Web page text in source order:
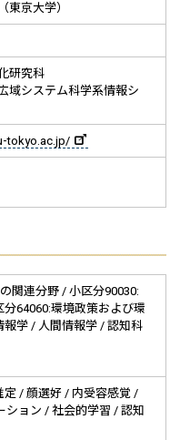
東京大学）
研究科
域システム科学系情報シ
tokyo.ac.jp/
関連分野 / 小区分90030:
64060:環境政策および環
学 / 人間情報学 / 認知科
/ 顔選好 / 内受容感覚 /
ション / 社会的学習 / 認知